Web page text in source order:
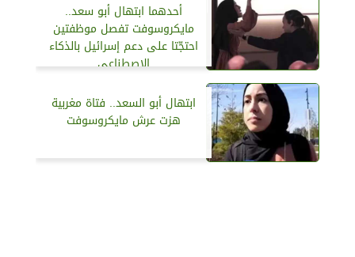
أحدهما ابتهال أبو سعد..
مايكروسوفت تفصل موظفتين
احتجّتا على دعم إسرائيل بالذكاء
الاصطناعي
ابتهال أبو السعد.. فتاة مغربية
هزت عرش مايكروسوفت